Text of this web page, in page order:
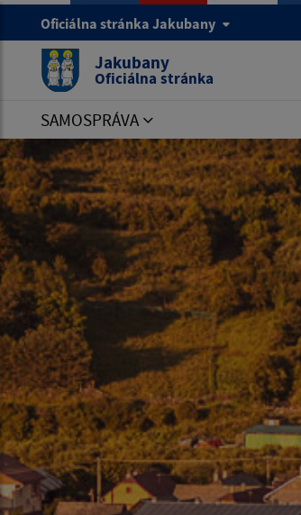
Oficiálna stránka Jakubany
Jakubany
Oficiálna stránka
SAMOSPRÁVA